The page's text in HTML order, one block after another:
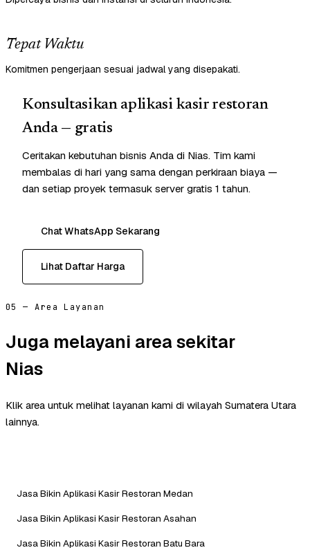
Tepat Waktu
Komitmen pengerjaan sesuai jadwal yang disepakati.
Konsultasikan aplikasi kasir restoran
Anda — gratis
Ceritakan kebutuhan bisnis Anda di Nias. Tim kami
membalas di hari yang sama dengan perkiraan biaya —
dan setiap proyek termasuk server gratis 1 tahun.
Chat WhatsApp Sekarang
Lihat Daftar Harga
05 — Area Layanan
Juga melayani area sekitar
Nias
Klik area untuk melihat layanan kami di wilayah Sumatera Utara
lainnya.
Jasa Bikin Aplikasi Kasir Restoran Medan
Jasa Bikin Aplikasi Kasir Restoran Asahan
Jasa Bikin Aplikasi Kasir Restoran Batu Bara